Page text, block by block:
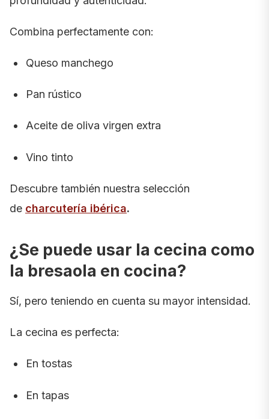
Combina perfectamente con:
Queso manchego
Pan rústico
Aceite de oliva virgen extra
Vino tinto
Descubre también nuestra selección
de charcutería ibérica.
¿Se puede usar la cecina como
la bresaola en cocina?
Sí, pero teniendo en cuenta su mayor intensidad.
La cecina es perfecta:
En tostas
En tapas